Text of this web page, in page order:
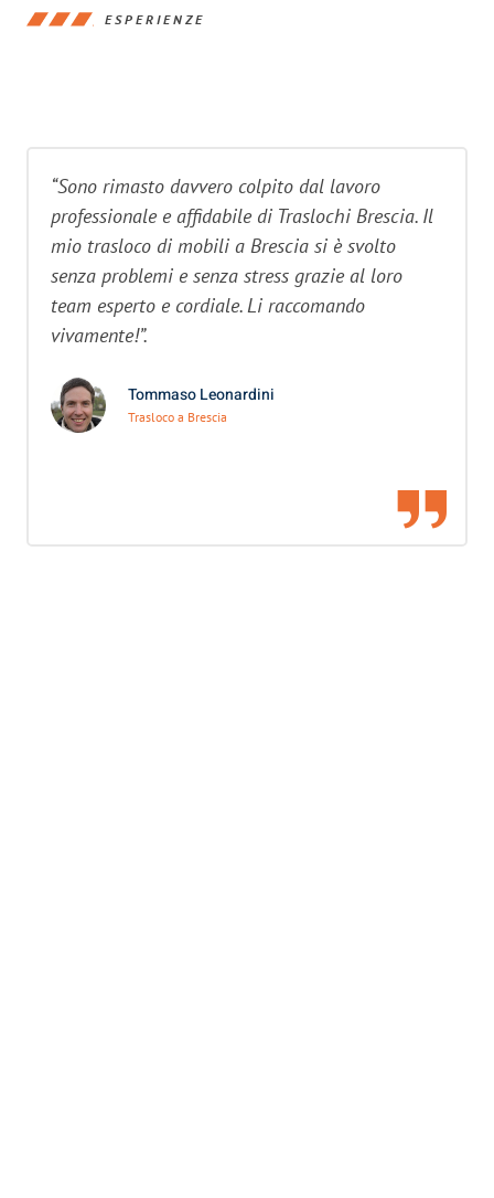
ESPERIENZE
“Sono rimasto davvero colpito dal lavoro
professionale e affidabile di Traslochi Brescia. Il
mio trasloco di mobili a Brescia si è svolto
senza problemi e senza stress grazie al loro
team esperto e cordiale. Li raccomando
vivamente!”.
Tommaso Leonardini
Trasloco a Brescia